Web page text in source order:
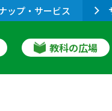
ップ・サービス
教科の広場